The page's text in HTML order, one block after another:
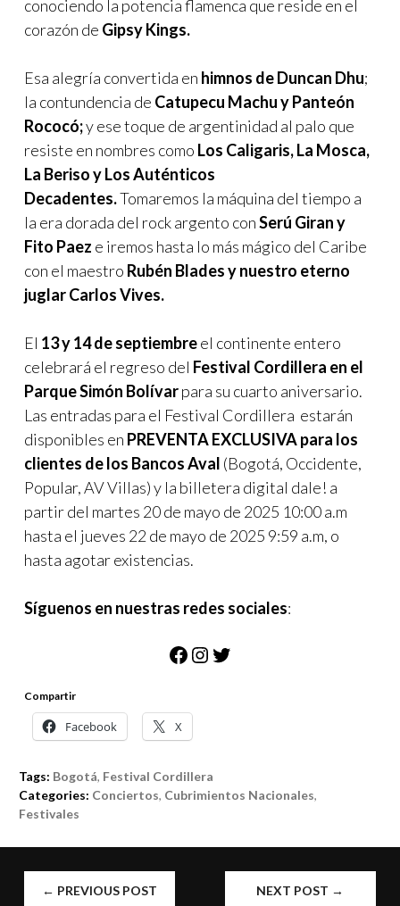
conociendo la potencia flamenca que reside en el
corazón de Gipsy Kings.
Esa alegría convertida en himnos de Duncan Dhu;
la contundencia de Catupecu Machu y Panteón
Rococó;y ese toque de argentinidad al palo que
resiste en nombres como Los Caligaris, La Mosca,
La Beriso y Los Auténticos
Decadentes.Tomaremos la máquina del tiempo a
la era dorada del rock argento conSerú Giran y
Fito Paez e iremos hasta lo más mágico del Caribe
con el maestro Rubén Blades y nuestro eterno
juglar Carlos Vives.
El 13 y 14 de septiembreel continente entero
celebrará el regreso del Festival Cordillera en el
Parque Simón Bolívarpara su cuarto aniversario.
Las entradas para el Festival Cordillera estarán
disponibles en PREVENTA EXCLUSIVA para los
clientes de los Bancos Aval (Bogotá, Occidente,
Popular, AV Villas) y la billetera digital dale! a
partir del martes 20 de mayo de 2025 10:00 a.m
hasta el jueves 22 de mayo de 2025 9:59 a.m, o
hasta agotar existencias.
Síguenos en nuestras redes sociales:
Facebook
Instagram
Twitter
Compartir
Facebook X
Tags: Bogotá, Festival Cordillera
Categories: Conciertos, Cubrimientos Nacionales,
Festivales
POST
← PREVIOUS POST NEXT POST →